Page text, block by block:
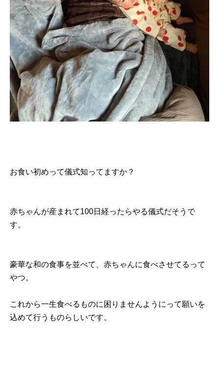
お食い初めって儀式知ってますか？
赤ちゃんが産まれて100日経ったらやる儀式だそうで
す。
豪華な和の食事を並べて、赤ちゃんに食べさせてるって
やつ。
これから一生食べるものに困りませんようにって願いを
込めて行うものらしいです。